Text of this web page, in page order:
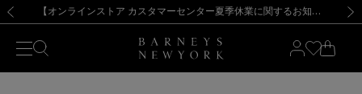
新規登録のお客様も対象！＜MY BARNEYS＞会員のお客様は11,000円（税込）以上のお買上げで常時送料無料！お買い物の際は会員登録を！
【夏季休業に伴う出荷一時停止のお知らせ】(2026.8.7) 【オンラインストア カスタマーセンター夏季休業に関するお知らせ】（2026.8.7）
【夏季休業に伴う返品・交換承り一時停止のお知らせ】（2026.8.5）
熊本県を中心とした地震の影響によるお荷物のお届けについて
【開催中】SUMMER SALEのご案内・ご注意事項 新規登録のお客様も対象！＜MY BARNEYS＞会員のお客様は11,000円（税込）以上のお買上げで常時送料無料！お買い物の際は会員登録を！
【夏季休業に伴う出荷一時停止のお知らせ】(2026.8.7)